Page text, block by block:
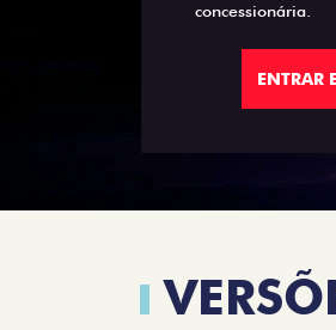
concessionária.
ENTRAR